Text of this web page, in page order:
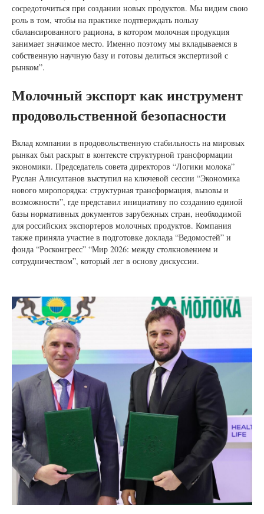
сосредоточиться при создании новых продуктов. Мы видим свою
роль в том, чтобы на практике подтверждать пользу
сбалансированного рациона, в котором молочная продукция
занимает значимое место. Именно поэтому мы вкладываемся в
собственную научную базу и готовы делиться экспертизой с
рынком”.
Молочный экспорт как инструмент
продовольственной безопасности
Вклад компании в продовольственную стабильность на мировых
рынках был раскрыт в контексте структурной трансформации
экономики. Председатель совета директоров “Логики молока”
Руслан Алисултанов выступил на ключевой сессии “Экономика
нового миропорядка: структурная трансформация, вызовы и
возможности”, где представил инициативу по созданию единой
базы нормативных документов зарубежных стран, необходимой
для российских экспортеров молочных продуктов. Компания
также приняла участие в подготовке доклада “Ведомостей” и
фонда “Росконгресс” “Мир 2026: между столкновением и
сотрудничеством”, который лег в основу дискуссии.